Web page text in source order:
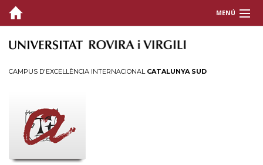
MENÚ
GRUP
DIVULGACIÓ
Agenda
Notícies
CAMPUS D'EXCEL·LÈNCIA INTERNACIONAL CATALUNYA SUD